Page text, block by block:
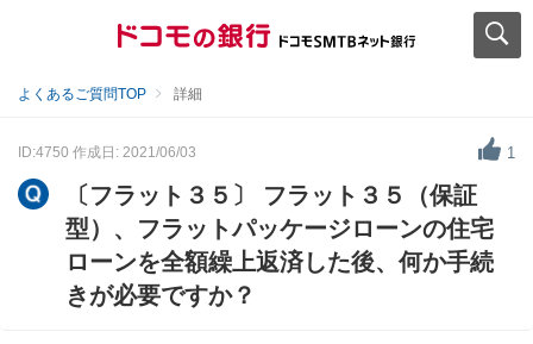
よくあるご質問TOP 詳細
ID:4750 作成日: 2021/06/03 1
〔フラット３５〕 フラット３５（保証
型）、フラットパッケージローンの住宅
ローンを全額繰上返済した後、何か手続
きが必要ですか？